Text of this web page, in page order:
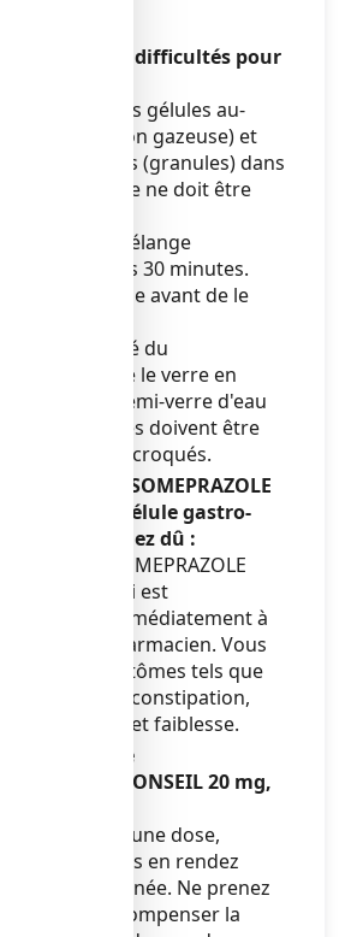
vous avez des difficultés pour
les gélules au-
verre d'eau (non gazeuse) et
des gélules (granules) dans
autre liquide ne doit être
buvez le mélange
ou dans les 30 minutes.
le mélange avant de le
la totalité du
rincez ensuite le verre en
d'un demi-verre d'eau
les granules doivent être
mâchés ni croqués.
pris plus de ESOMEPRAZOLE
20 mg, gélule gastro-
vous n'auriez dû :
plus d’ESOMEPRAZOLE
que ce qui est
parlez-en immédiatement à
ou votre pharmacien. Vous
des symptômes tels que
d'estomac, constipation,
et faiblesse.
de prendre
VIATRIS CONSEIL 20 mg,
de prendre une dose,
que vous vous en rendez
la même journée. Ne prenez
double pour compenser la